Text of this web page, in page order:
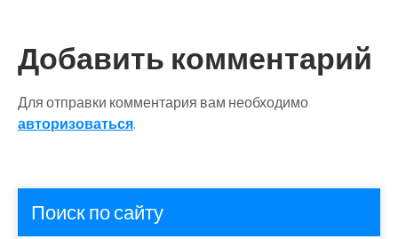
Добавить комментарий
Для отправки комментария вам необходимо
авторизоваться.
Поиск по сайту